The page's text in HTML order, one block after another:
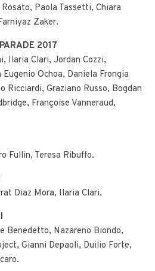
Paola Tassetti, Chiara
Zaker.
2017
Ilaria Clari, Jordan Cozzi,
Ochoa, Daniela Frongia
Ricciardi, Graziano Russo, Bogdan
Françoise Vanneraud,
Fullin, Teresa Ribuffo.
Diaz Mora, Ilaria Clari.
Benedetto, Nazareno Biondo,
Gianni Depaoli, Duilio Forte,